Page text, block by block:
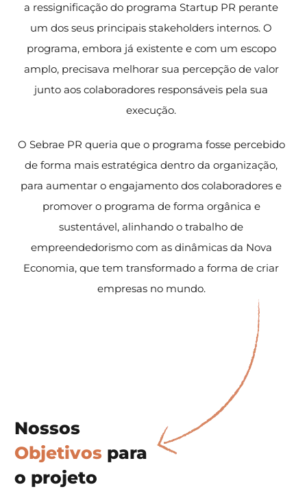
a ressignificação do programa Startup PR perante
um dos seus principais stakeholders internos. O
programa, embora já existente e com um escopo
amplo, precisava melhorar sua percepção de valor
junto aos colaboradores responsáveis pela sua
execução.
O Sebrae PR queria que o programa fosse percebido
de forma mais estratégica dentro da organização,
para aumentar o engajamento dos colaboradores e
promover o programa de forma orgânica e
sustentável, alinhando o trabalho de
empreendedorismo com as dinâmicas da Nova
Economia, que tem transformado a forma de criar
empresas no mundo.
Nossos
Objetivos para
o projeto